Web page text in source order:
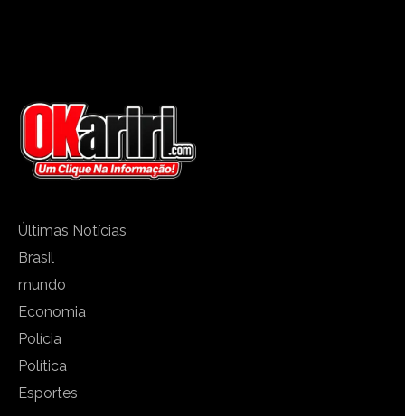
Últimas Notícias
Brasil
mundo
Economia
Polícia
Política
Esportes